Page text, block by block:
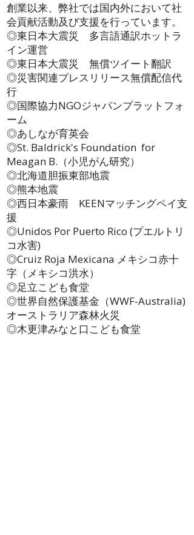
創業以来、弊社では国内外において社
会貢献活動及び支援を行っています。
◎東日本大震災 多言語通訳ホットラ
イン運営
◎東日本大震災 無償ツイート翻訳
◎災害関連プレスリリース無償配信代
行
​◎国際協力NGOジャパンプラットフォ
ーム
​◎あしなが育英会
◎St. Baldrick's Foundation for
Meagan B.（小児がん研究）
◎北海道胆振東部地震​
◎熊本地震
◎西日本豪雨 KEENマッチングペイ支
援
◎Unidos Por Puerto Rico (プエルトリ
コ水害)
◎Cruiz Roja Mexicana メキシコ赤十
字（メキシコ洪水）
◎足立こども食堂​
◎世界自然保護基金（WWF-Australia)
オーストラリア森林火災
◎木更津みなと口こども食堂